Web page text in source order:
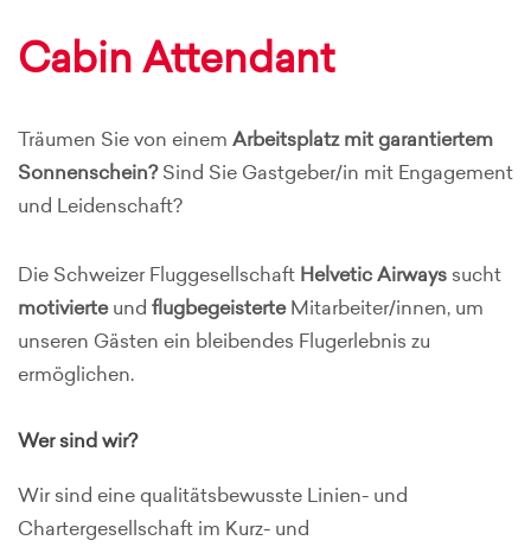
Cabin Attendant
Träumen Sie von einem Arbeitsplatz mit garantiertem
Sonnenschein?Sind Sie Gastgeber/in mit Engagement
und Leidenschaft?
Die Schweizer Fluggesellschaft Helvetic Airways sucht
motivierteund flugbegeisterteMitarbeiter/innen, um
unseren Gästen ein bleibendes Flugerlebnis zu
ermöglichen.
Wer sind wir?
Wir sind eine qualitätsbewusste Linien- und
Chartergesellschaft im Kurz- und